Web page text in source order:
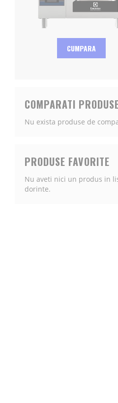
CUMPARA
COMPARATI
Nu exista produse de
PRODUSE FAVORITE
Nu aveti nici un produs in
dorinte.